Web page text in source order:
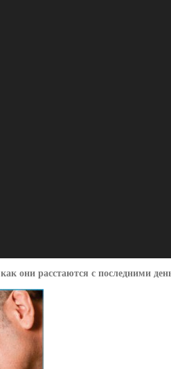
они расстаются с последними